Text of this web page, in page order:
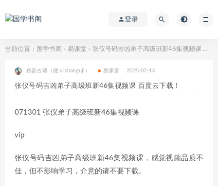
登录
当前位置： 国学书阁 > 易课堂 > 张仪号码吉凶弟子高级班新46集视频课 百度云下载！
易善古籍（微:yishanguji） 易课堂 2025-07-13
张仪号码吉凶弟子高级班新46集视频课 百度云下载！
071301 张仪弟子高级班新46集视频课
vip
张仪号码吉凶弟子高级班新46集视频课，感觉视频品质不
佳，但不影响学习，介意的请不要下载。